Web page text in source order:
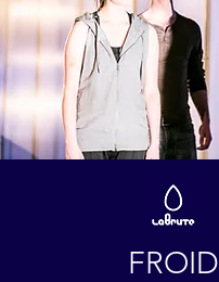
FROID